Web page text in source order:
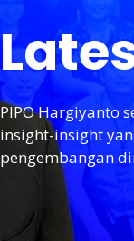
PIPO Hargiyanto
insight-insight
pengembangan